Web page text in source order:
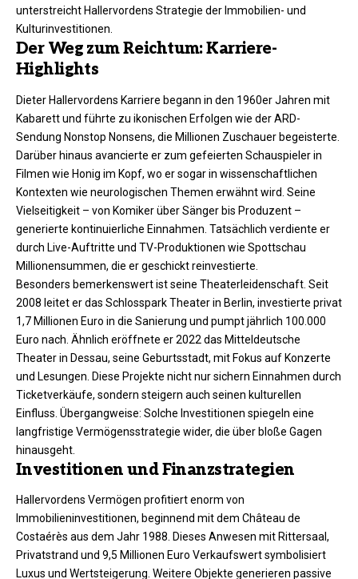
unterstreicht Hallervordens Strategie der Immobilien- und
Kulturinvestitionen.​
Der Weg zum Reichtum: Karriere-
Highlights
Dieter Hallervordens Karriere begann in den 1960er Jahren mit
Kabarett und führte zu ikonischen Erfolgen wie der ARD-
Sendung Nonstop Nonsens, die Millionen Zuschauer begeisterte.
Darüber hinaus avancierte er zum gefeierten Schauspieler in
Filmen wie Honig im Kopf, wo er sogar in wissenschaftlichen
Kontexten wie neurologischen Themen erwähnt wird. Seine
Vielseitigkeit – von Komiker über Sänger bis Produzent –
generierte kontinuierliche Einnahmen. Tatsächlich verdiente er
durch Live-Auftritte und TV-Produktionen wie Spottschau
Millionensummen, die er geschickt reinvestierte.
Besonders bemerkenswert ist seine Theaterleidenschaft. Seit
2008 leitet er das Schlosspark Theater in Berlin, investierte privat
1,7 Millionen Euro in die Sanierung und pumpt jährlich 100.000
Euro nach. Ähnlich eröffnete er 2022 das Mitteldeutsche
Theater in Dessau, seine Geburtsstadt, mit Fokus auf Konzerte
und Lesungen. Diese Projekte nicht nur sichern Einnahmen durch
Ticketverkäufe, sondern steigern auch seinen kulturellen
Einfluss. Übergangweise: Solche Investitionen spiegeln eine
langfristige Vermögensstrategie wider, die über bloße Gagen
hinausgeht.​
Investitionen und Finanzstrategien
Hallervordens Vermögen profitiert enorm von
Immobilieninvestitionen, beginnend mit dem Château de
Costaérès aus dem Jahr 1988. Dieses Anwesen mit Rittersaal,
Privatstrand und 9,5 Millionen Euro Verkaufswert symbolisiert
Luxus und Wertsteigerung. Weitere Objekte generieren passive